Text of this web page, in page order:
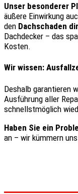
Unser besonderer
äußere Einwirkung
den Dachschaden
Dachdecker – das
Kosten.
Wir wissen:
Deshalb garantieren
Ausführung aller
schnellstmöglich
Haben Sie ein
an – wir kümmern